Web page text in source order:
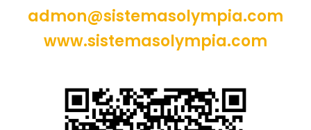
admon@sistemasolympia.com
www.sistemasolympia.com